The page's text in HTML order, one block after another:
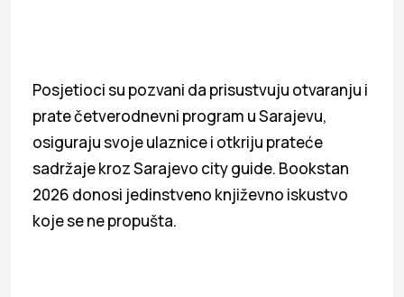
Posjetioci su pozvani da prisustvuju otvaranju i
prate četverodnevni program u Sarajevu,
osiguraju svoje ulaznice i otkriju prateće
sadržaje kroz Sarajevo city guide. Bookstan
2026 donosi jedinstveno književno iskustvo
koje se ne propušta.